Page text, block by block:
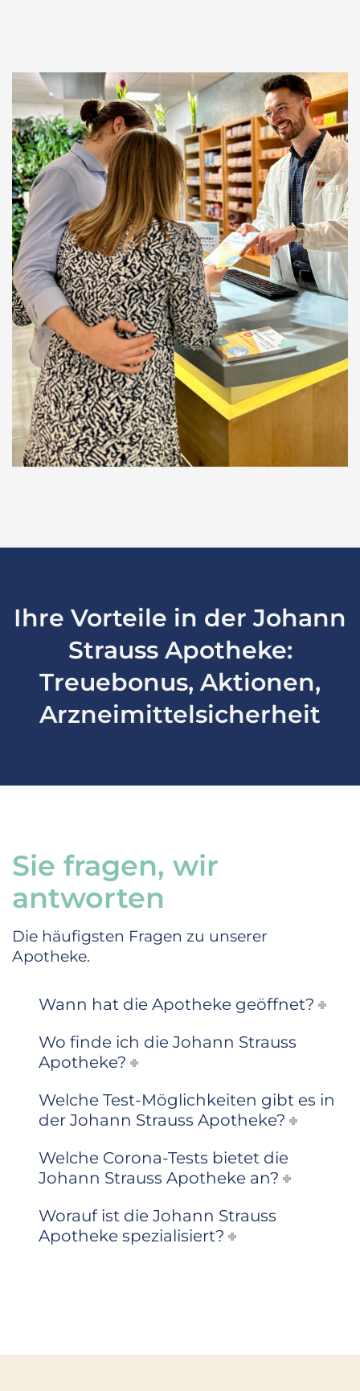
Ihre Vorteile in der Johann
Strauss Apotheke:
Treuebonus, Aktionen,
Arzneimittelsicherheit
Sie fragen, wir
antworten
Die häufigsten Fragen zu unserer
Apotheke.
Wann hat die Apotheke geöffnet?
Wo finde ich die Johann Strauss
Apotheke?
Welche Test-Möglichkeiten gibt es in
der Johann Strauss Apotheke?
Welche Corona-Tests bietet die
Johann Strauss Apotheke an?
Worauf ist die Johann Strauss
Apotheke spezialisiert?